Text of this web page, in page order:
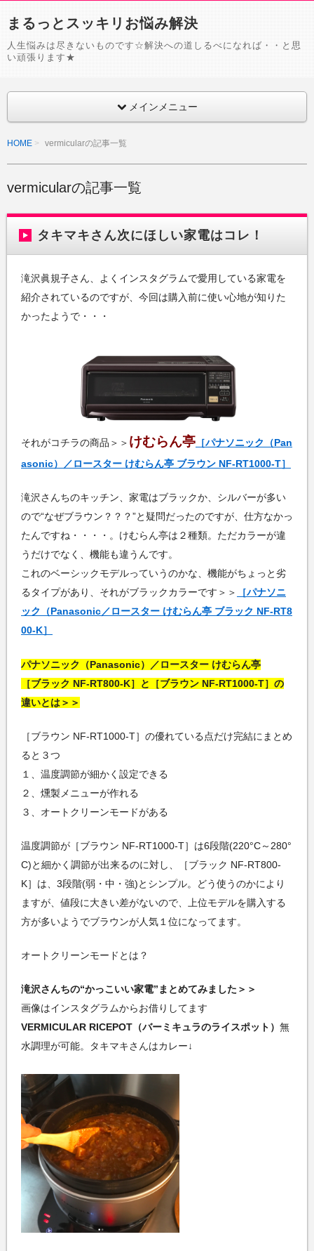
まるっとスッキリお悩み解決
人生悩みは尽きないものです☆解決への道しるべになれば・・と思
い頑張ります★
メインメニュー
HOME vermicularの記事一覧
vermicularの記事一覧
タキマキさん次にほしい家電はコレ！
滝沢眞規子さん、よくインスタグラムで愛用している家電を
紹介されているのですが、今回は購入前に使い心地が知りた
かったようで・・・
それがコチラの商品＞＞ けむらん亭 ［パナソニック（Pan
asonic）／ロースター けむらん亭 ブラウン NF-RT1000-T］
滝沢さんちのキッチン、家電はブラックか、シルバーが多い
ので“なぜブラウン？？？”と疑問だったのですが、仕方なかっ
たんですね・・・・。けむらん亭は２種類。ただカラーが違
うだけでなく、機能も違うんです。
これのベーシックモデルっていうのかな、機能がちょっと劣
るタイプがあり、それがブラックカラーです＞＞
［パナソニ
ック（Panasonic／ロースター けむらん亭 ブラック NF-RT8
00-K］
パナソニック（Panasonic）／ロースター けむらん亭
［ブラック NF-RT800-K］と［ブラウン NF-RT1000-T］の
違いとは＞＞
［ブラウン NF-RT1000-T］の優れている点だけ完結にまとめ
ると３つ
１、温度調節が細かく設定できる
２、燻製メニューが作れる
３、オートクリーンモードがある
温度調節が［ブラウン NF-RT1000-T］は6段階(220°C～280°
C)と細かく調節が出来るのに対し、［ブラック NF-RT800-
K］は、3段階(弱・中・強)とシンプル。どう使うのかにより
ますが、値段に大きい差がないので、上位モデルを購入する
方が多いようでブラウンが人気１位になってます。
オートクリーンモードとは？
滝沢さんちの“かっこいい家電”まとめてみました＞＞
画像はインスタグラムからお借りしてます
VERMICULAR RICEPOT（バーミキュラのライスポット） 無
水調理が可能。タキマキさんはカレー↓